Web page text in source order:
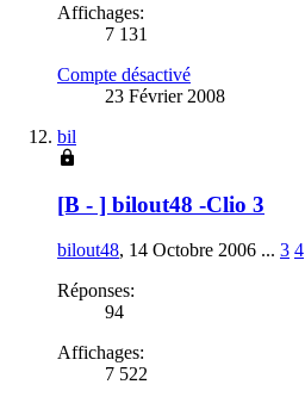
Affichages:
7 131
Compte désactivé
23 Février 2008
bil
[B - ] bilout48 -Clio 3
bilout48, 14 Octobre 2006 ... 3 4
Réponses:
94
Affichages:
7 522